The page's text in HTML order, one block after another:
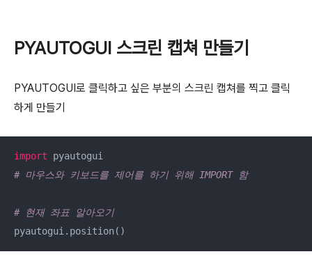
PYAUTOGUI 스크린 캡쳐 만들기
PYAUTOGUI로 클릭하고 싶은 부분의 스크린 캡쳐를 찍고 클릭
하게 만들기
import
# 마우스와 키보드를 제어를 하기 위해 IMPORT 함
# 현재 좌표 알아오기
pyautogui.position()